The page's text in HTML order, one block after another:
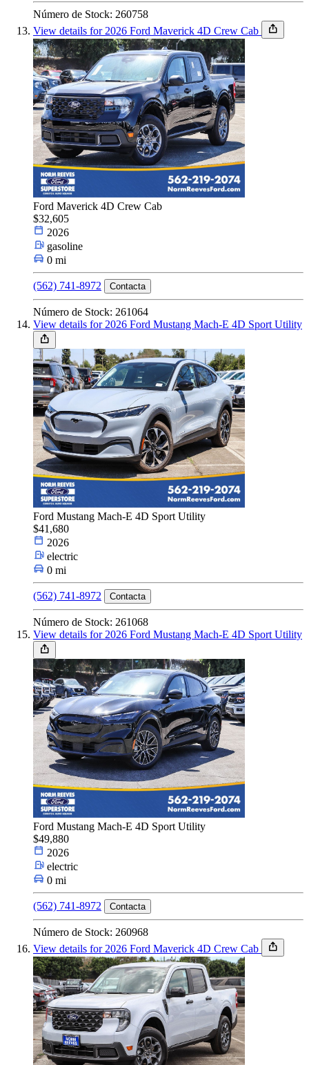
Número de Stock: 260758
View details for 2026 Ford Maverick 4D Crew Cab
Ford Maverick 4D Crew Cab
$32,605
2026
gasoline
0 mi
(562) 741-8972 Contacta
Número de Stock: 261064
View details for 2026 Ford Mustang Mach-E 4D Sport Utility
Ford Mustang Mach-E 4D Sport Utility
$41,680
2026
electric
0 mi
(562) 741-8972 Contacta
Número de Stock: 261068
View details for 2026 Ford Mustang Mach-E 4D Sport Utility
Ford Mustang Mach-E 4D Sport Utility
$49,880
2026
electric
0 mi
(562) 741-8972 Contacta
Número de Stock: 260968
View details for 2026 Ford Maverick 4D Crew Cab